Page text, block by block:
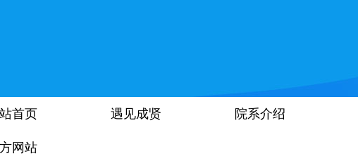
首页 遇见成贤 院系介绍
网站